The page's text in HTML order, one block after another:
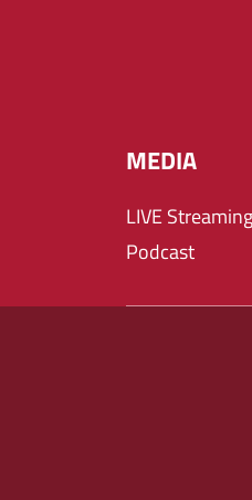
MEDIA
LIVE Streaming
Podcast